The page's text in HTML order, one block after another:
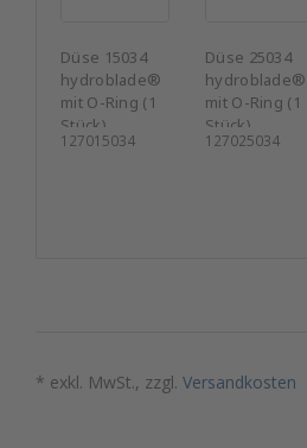
Düse 15034
hydroblade®
mit O-Ring (1
Stück)
127015034
Düse 25034
hydroblade®
mit O-Ring (1
Stück)
127025034
* exkl. MwSt., zzgl. Versandkosten